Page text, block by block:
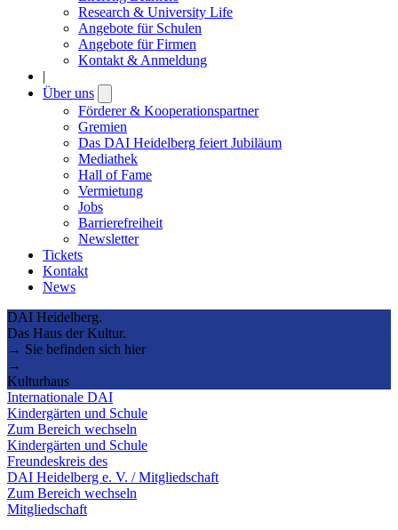
Research & University Life
Angebote für Schulen
Angebote für Firmen
Kontakt & Anmeldung
|
Über uns
submenu
Förderer & Kooperationspartner
Gremien
Das DAI Heidelberg feiert Jubiläum
Mediathek
Hall of Fame
Vermietung
Jobs
Barrierefreiheit
Newsletter
Tickets
Kontakt
News
DAI Heidelberg.
Das Haus der Kultur.
→ Sie befinden sich hier
→
Kulturhaus
Internationale DAI
Kindergärten und Schule
Zum Bereich wechseln
Kindergärten und Schule
Freundeskreis des
DAI Heidelberg e. V. / Mitgliedschaft
Zum Bereich wechseln
Mitgliedschaft